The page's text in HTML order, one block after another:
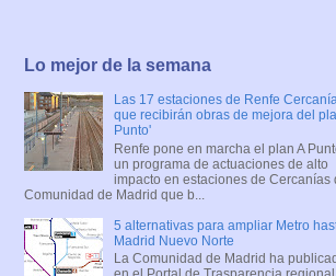
Lo mejor de la semana
Las 17 estaciones de Renfe
que recibirán obras de mejora del
Punto'
Renfe pone en marcha el plan A
un programa de actuaciones de alto
impacto en estaciones de Cercanías
Comunidad de Madrid que b...
5 alternativas para ampliar Metro
Madrid Nuevo Norte
La Comunidad de Madrid ha